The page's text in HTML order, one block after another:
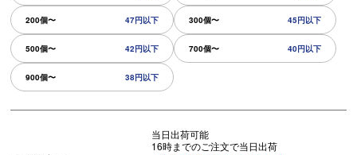
200個〜 47円以下 300個〜 45円以下
500個〜 42円以下 700個〜 40円以下
900個〜 38円以下
当日出荷可能
16時までのご注文で当日出荷